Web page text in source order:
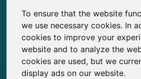
To ensure that the website
we use necessary cookies. In
cookies to improve your
website and to analyze the
cookies are used, but we
display ads on our website.
97
Studi pubblicati in
SurveyCircle
1
Studi attualmente pubblicati
FAQ
Registrati
Accedi